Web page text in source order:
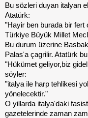
Bu sözleri duyan italyan
Atatürk:
"Hayir ben burada bir
Türkiye Büyük Millet
Bu durum üzerine
Palas'a çagrilir. Atatürk
"Hükümet geliyor,biz
söyler:
"italya ile harp tehlikesi
yönelecektir."
O yillarda italya'daki
gazetelerinde zaman